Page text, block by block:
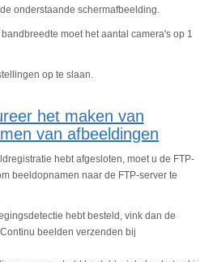
onderstaande schermafbeelding.
moet het aantal camera's op 1
op te slaan.
het maken van
van afbeeldingen
hebt afgesloten, moet u de FTP-
beeldopnamen naar de FTP-server te
hebt besteld, vink dan de
beelden verzenden bij